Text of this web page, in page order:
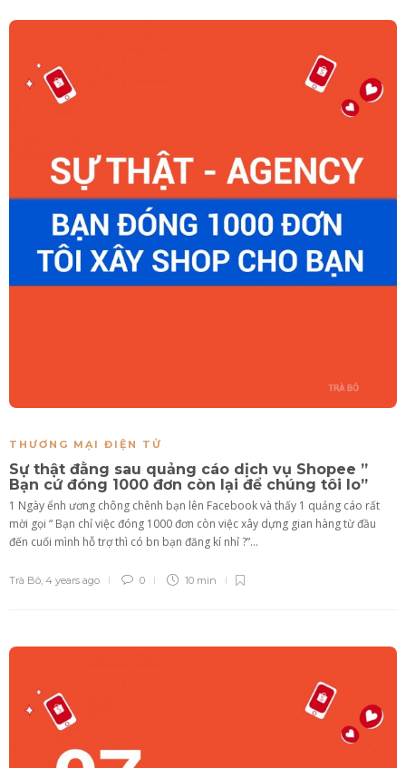
THƯƠNG MẠI ĐIỆN TỬ
Sự thật đằng sau quảng cáo dịch vụ Shopee ”
Bạn cứ đóng 1000 đơn còn lại để chúng tôi lo”
1 Ngày ểnh ương chông chênh bạn lên Facebook và thấy 1 quảng cáo rất
mời gọi “ Bạn chỉ việc đóng 1000 đơn còn việc xây dựng gian hàng từ đầu
đến cuối mình hỗ trợ thì có bn bạn đăng kí nhỉ ?”...
Trà Bô, 4 years ago 0 10 min